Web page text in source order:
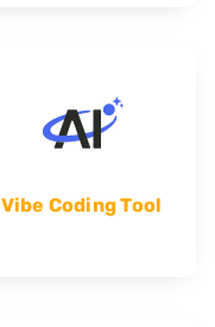
Vibe Coding Tool